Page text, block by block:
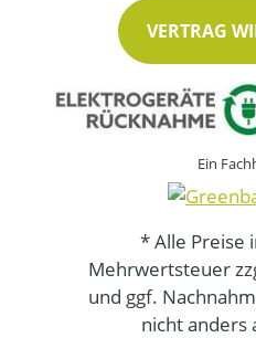
VERTRAG
Ein
* Alle Preise
Mehrwertsteuer
und ggf.
nicht anders